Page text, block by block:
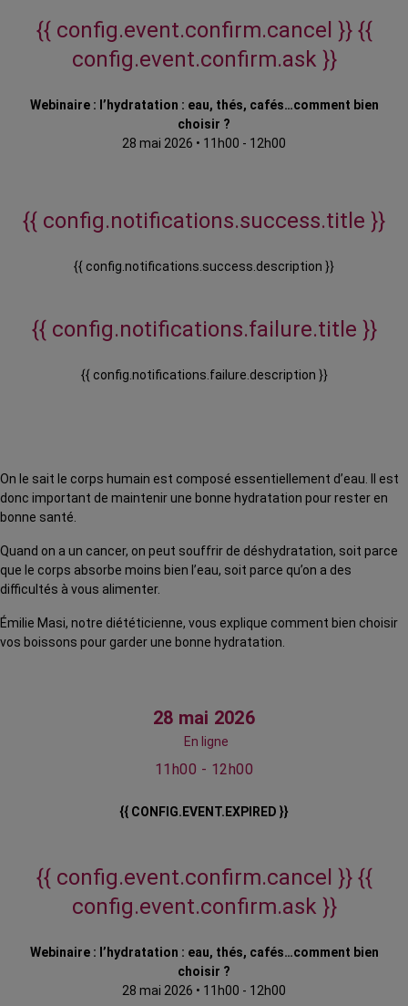
{{ config.event.confirm.cancel }} {{
config.event.confirm.ask }}
Webinaire : l’hydratation : eau, thés, cafés…comment bien
choisir ?
28 mai 2026 • 11h00 - 12h00
{{ config.notifications.success.title }}
{{ config.notifications.success.description }}
{{ config.notifications.failure.title }}
{{ config.notifications.failure.description }}
On le sait le corps humain est composé essentiellement d’eau. Il est
donc important de maintenir une bonne hydratation pour rester en
bonne santé.
Quand on a un cancer, on peut souffrir de déshydratation, soit parce
que le corps absorbe moins bien l’eau, soit parce qu’on a des
difficultés à vous alimenter.
Émilie Masi, notre diététicienne, vous explique comment bien choisir
vos boissons pour garder une bonne hydratation.
28 mai 2026
En ligne
11h00 - 12h00
{{ CONFIG.EVENT.EXPIRED }}
{{ config.event.confirm.cancel }} {{
config.event.confirm.ask }}
Webinaire : l’hydratation : eau, thés, cafés…comment bien
choisir ?
28 mai 2026 • 11h00 - 12h00